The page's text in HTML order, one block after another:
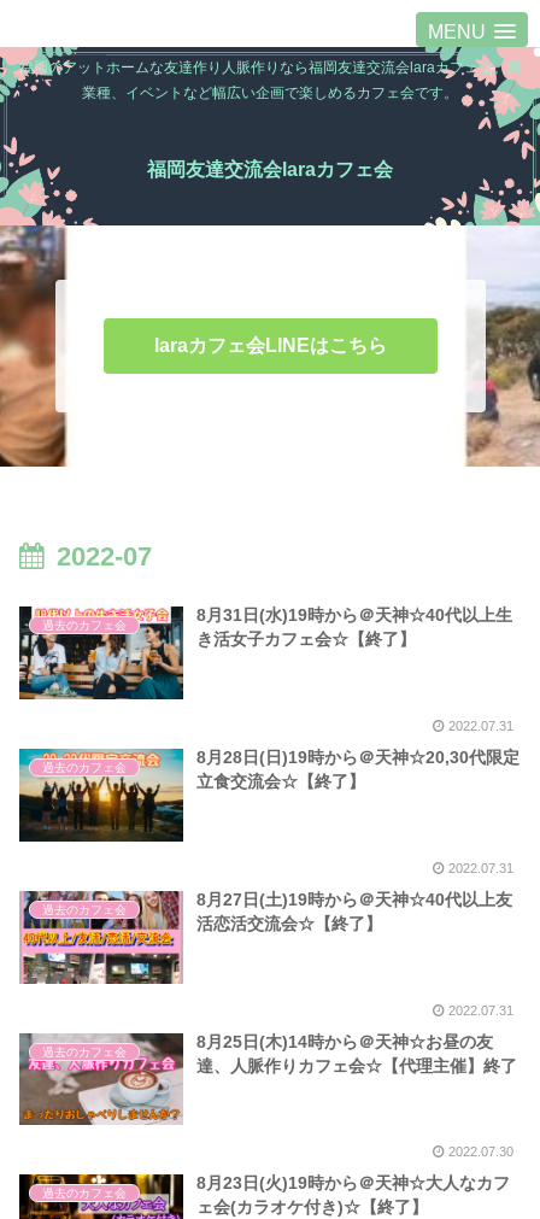
MENU
福岡のアットホームな友達作り人脈作りなら福岡友達交流会laraカフェ会。異
業種、イベントなど幅広い企画で楽しめるカフェ会です。
福岡友達交流会laraカフェ会
laraカフェ会LINEはこちら
2022-07
過去のカフェ会
8月31日(水)19時から＠天神☆40代以上生
き活女子カフェ会☆【終了】
2022.07.31
過去のカフェ会
8月28日(日)19時から＠天神☆20,30代限定
立食交流会☆【終了】
2022.07.31
過去のカフェ会
8月27日(土)19時から＠天神☆40代以上友
活恋活交流会☆【終了】
2022.07.31
過去のカフェ会
8月25日(木)14時から＠天神☆お昼の友
達、人脈作りカフェ会☆【代理主催】終了
2022.07.30
過去のカフェ会
8月23日(火)19時から＠天神☆大人なカフ
ェ会(カラオケ付き)☆【終了】